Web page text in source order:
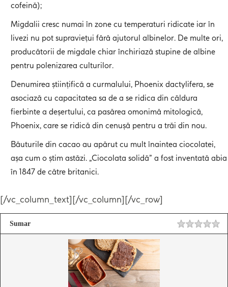
cofeină);
Migdalii cresc numai în zone cu temperaturi ridicate iar în
livezi nu pot supraviețui fără ajutorul albinelor. De multe ori,
producătorii de migdale chiar închiriază stupine de albine
pentru polenizarea culturilor.
Denumirea științifică a curmalului, Phoenix dactylifera, se
asociază cu capacitatea sa de a se ridica din căldura
fierbinte a deșertului, ca pasărea omonimă mitologică,
Phoenix, care se ridică din cenușă pentru a trăi din nou.
Băuturile din cacao au apărut cu mult înaintea ciocolatei,
așa cum o știm astăzi. „Ciocolata solidă” a fost inventată abia
în 1847 de către britanici.
[/vc_column_text][/vc_column][/vc_row]
Sumar